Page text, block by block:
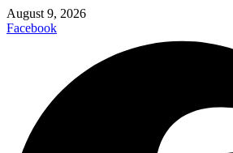
August 9, 2026
Facebook